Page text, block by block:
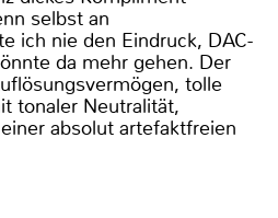
selbst an
ich nie den Eindruck, DAC-
da mehr gehen. Der
tolle
tonaler Neutralität,
absolut artefaktfreien